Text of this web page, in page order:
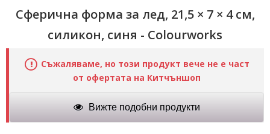
Сферична форма за лед, 21,5 × 7 × 4 см,
силикон, синя - Colourworks
Съжаляваме, но този продукт вече не е част
от офертата на Китчъншоп
Вижте подобни продукти